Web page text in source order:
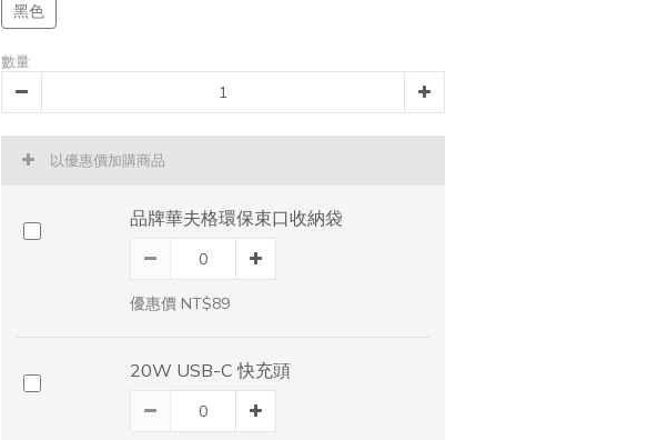
黑色
數量
以優惠價加購商品
品牌華夫格環保束口收納袋
優惠價 NT$89
20W USB-C 快充頭